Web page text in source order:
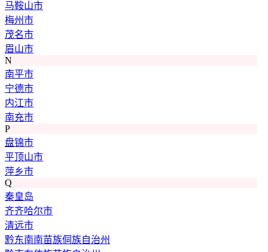
马鞍山市
梅州市
茂名市
眉山市
N
南平市
宁德市
内江市
南充市
P
盘锦市
平顶山市
萍乡市
Q
秦皇岛
齐齐哈尔市
清远市
黔东南南苗族侗族自治州